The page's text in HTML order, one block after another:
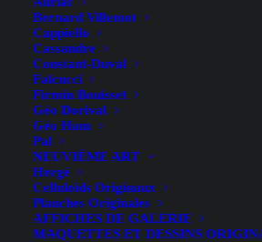
Bernard Villemot
Cappiello
Cassandre
Constant-Duval
Falcucci
Firmin Bouisset
Géo Dorival
Géo Ham
Pal
NEUVIÈME ART
Hergé
Celluloïds Originaux
Planches Originales
AFFICHES DE GALERIE
MAQUETTES ET DESSINS
Illustrateur
Largeur (hors entoilage)
Hauteur (hors entoilage)
Date
Technique d'impression
Conditionnement